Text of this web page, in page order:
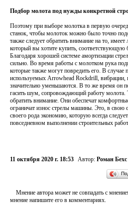
Подбор молота под нужды конкретной
Поэтому при выборе молотка в первую
станок, чтобы молоток можно было точно
также следует обратить внимание на то,
который вы хотите купить, соответствующую
Благодаря хорошей системе амортизации
сильно. Во время работы с молотком рука
которые также могут повредить его. В
используемых Arrowhead Rockdrill,
значительно уменьшаются. В то же время он
гасить шум, сопровождающий работу молота.
обратить внимание. Они обеспечат
ограничат износ стрелы машины. Это, в свою
своего рода экономию, которую всегда
повседневном выполнении строительных
11 октября 2020 г. 18:53 Автор: Роман Бехс
Мнение автора может не совпадать с
мнение напишите его в комментариях.